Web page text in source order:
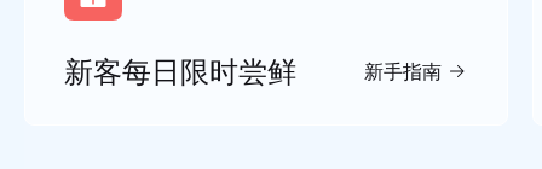
新客每日限时尝鲜 新手指南